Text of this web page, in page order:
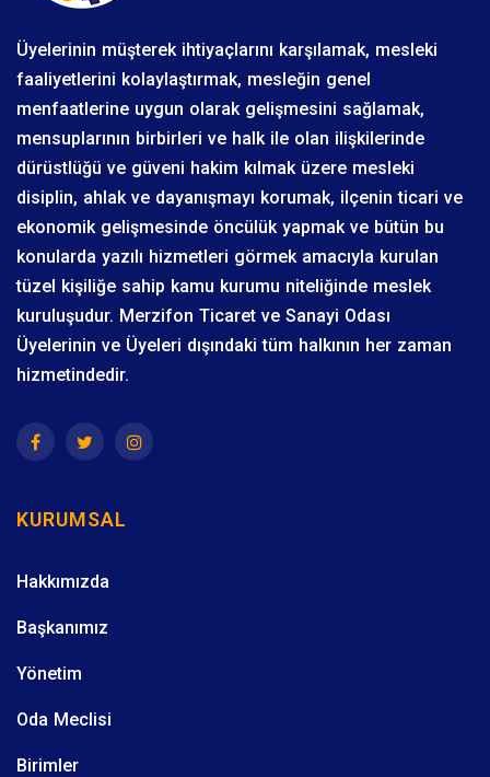
Üyelerinin müşterek ihtiyaçlarını karşılamak, mesleki
faaliyetlerini kolaylaştırmak, mesleğin genel
menfaatlerine uygun olarak gelişmesini sağlamak,
mensuplarının birbirleri ve halk ile olan ilişkilerinde
dürüstlüğü ve güveni hakim kılmak üzere mesleki
disiplin, ahlak ve dayanışmayı korumak, ilçenin ticari ve
ekonomik gelişmesinde öncülük yapmak ve bütün bu
konularda yazılı hizmetleri görmek amacıyla kurulan
tüzel kişiliğe sahip kamu kurumu niteliğinde meslek
kuruluşudur. Merzifon Ticaret ve Sanayi Odası
Üyelerinin ve Üyeleri dışındaki tüm halkının her zaman
hizmetindedir.
KURUMSAL
Hakkımızda
Başkanımız
Yönetim
Oda Meclisi
Birimler